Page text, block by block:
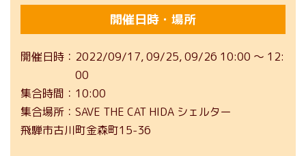
開催日時・場所
開催日時 2022/09/17 09/25 09/26 10:00 ～ 12:
00
集合時間
10:00
集合場所
SAVE THE CAT HIDA シェルター
飛騨市古川町金森町15-36